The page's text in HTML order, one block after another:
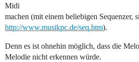
Midi
machen (mit einem beliebigen Sequenzer,
http://www.musikpc.de/seq.htm).
Denn es ist ohnehin möglich, dass die
Melodie nicht erkennen würde.